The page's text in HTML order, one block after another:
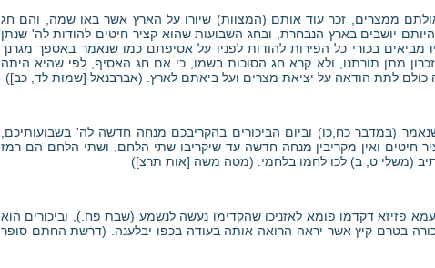
ממצרים, זכר עוד אותם (המצוות) שיורו על הארץ אשר באו שמה, והם חג
היותם יושבים בארץ הנבחרת, ובחג השבועות שהוא קציר חיטים להודות לה' שנתן
מביאים בכורי כל הפירות להודות לפניו על אסיפתם כמו שנאמר באספך מגרנך
מתן תורתנו, ולא קרא חג הסוכות בשמו, כי אם חג האסיף, לפי שהיא היתה
כולם לתת הודאה על יציאת מצרים ועל ביאתם לארץ. (אברבנאל [שמות לד, כב])
(במדבר כח,כו) וביום הביכורים בהקריבכם מנחה חדשה לה' בשבועותיכם,
חיטים ואין מקריבין מנחה חדשה עד שיקריבו שתי הלחם. ושתי הלחם הם רמז
(משלי ט, ב) לכו לחמו בלחמי. (מטה משה [אות תרצ])
פזיזא דקדמו פומא לאזניכו שהקדימו נעשה לנשמע (שבת פח.), וביכורים הוא
בטרם קיץ אשר יראה הרואה אותה בעודה בכפו יבלענה. (דרשת החתם סופר